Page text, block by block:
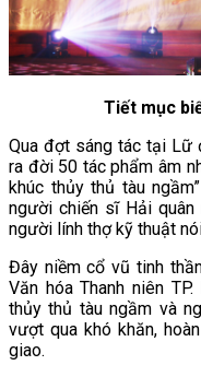
Tiết mục
Qua đợt sáng tác tại Lữ
ra đời 50 tác phẩm âm
khúc thủy thủ tàu
người chiến sĩ Hải
người lính thợ kỹ thuật
Đây niềm cổ vũ tinh
Văn hóa Thanh niên
thủy thủ tàu ngầm và
vượt qua khó khăn,
giao.